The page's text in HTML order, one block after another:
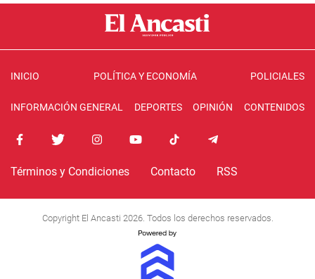
INICIO POLÍTICA Y ECONOMÍA POLICIALES
INFORMACIÓN GENERAL DEPORTES OPINIÓN CONTENIDOS
Términos y Condiciones Contacto RSS
Copyright El Ancasti 2026. Todos los derechos reservados.